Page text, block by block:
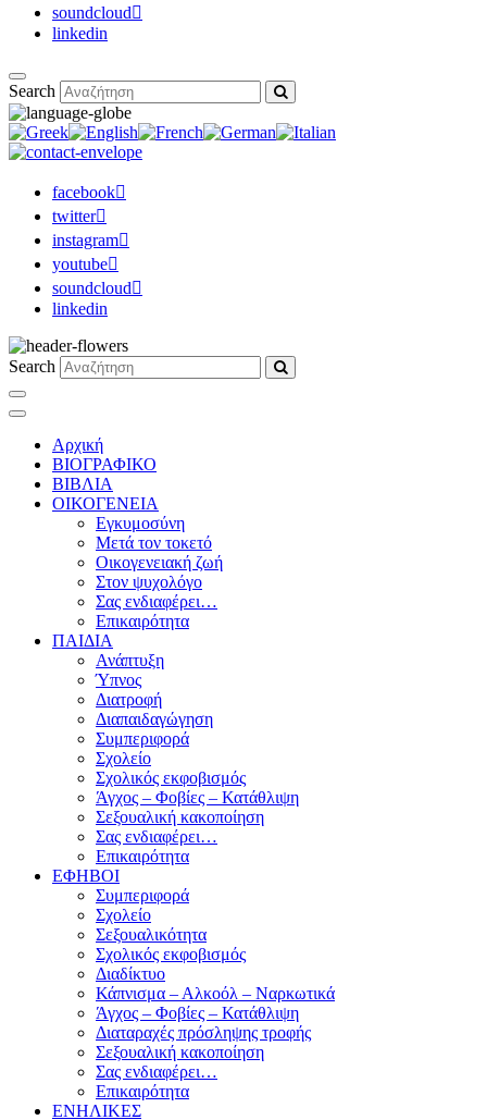
soundcloud
linkedin
Search
facebook
twitter
instagram
youtube
soundcloud
linkedin
Search
Αρχική
ΒΙΟΓΡΑΦΙΚΟ
ΒΙΒΛΙΑ
ΟΙΚΟΓΕΝΕΙΑ
Εγκυμοσύνη
Μετά τον τοκετό
Οικογενειακή ζωή
Στον ψυχολόγο
Σας ενδιαφέρει…
Επικαιρότητα
ΠΑΙΔΙΑ
Ανάπτυξη
Ύπνος
Διατροφή
Διαπαιδαγώγηση
Συμπεριφορά
Σχολείο
Σχολικός εκφοβισμός
Άγχος – Φοβίες – Κατάθλιψη
Σεξουαλική κακοποίηση
Σας ενδιαφέρει…
Επικαιρότητα
ΕΦΗΒΟΙ
Συμπεριφορά
Σχολείο
Σεξουαλικότητα
Σχολικός εκφοβισμός
Διαδίκτυο
Κάπνισμα – Αλκοόλ – Ναρκωτικά
Άγχος – Φοβίες – Κατάθλιψη
Διαταραχές πρόσληψης τροφής
Σεξουαλική κακοποίηση
Σας ενδιαφέρει…
Επικαιρότητα
ΕΝΗΛΙΚΕΣ